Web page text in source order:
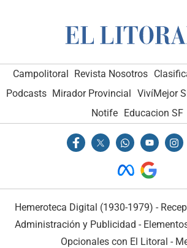
Campolitoral Revista Nosotros
Podcasts Mirador Provincial VivíMejor
Notife Educacion SF
Hemeroteca Digital (1930-1979) -
Administración y Publicidad -
Opcionales con El Litoral -